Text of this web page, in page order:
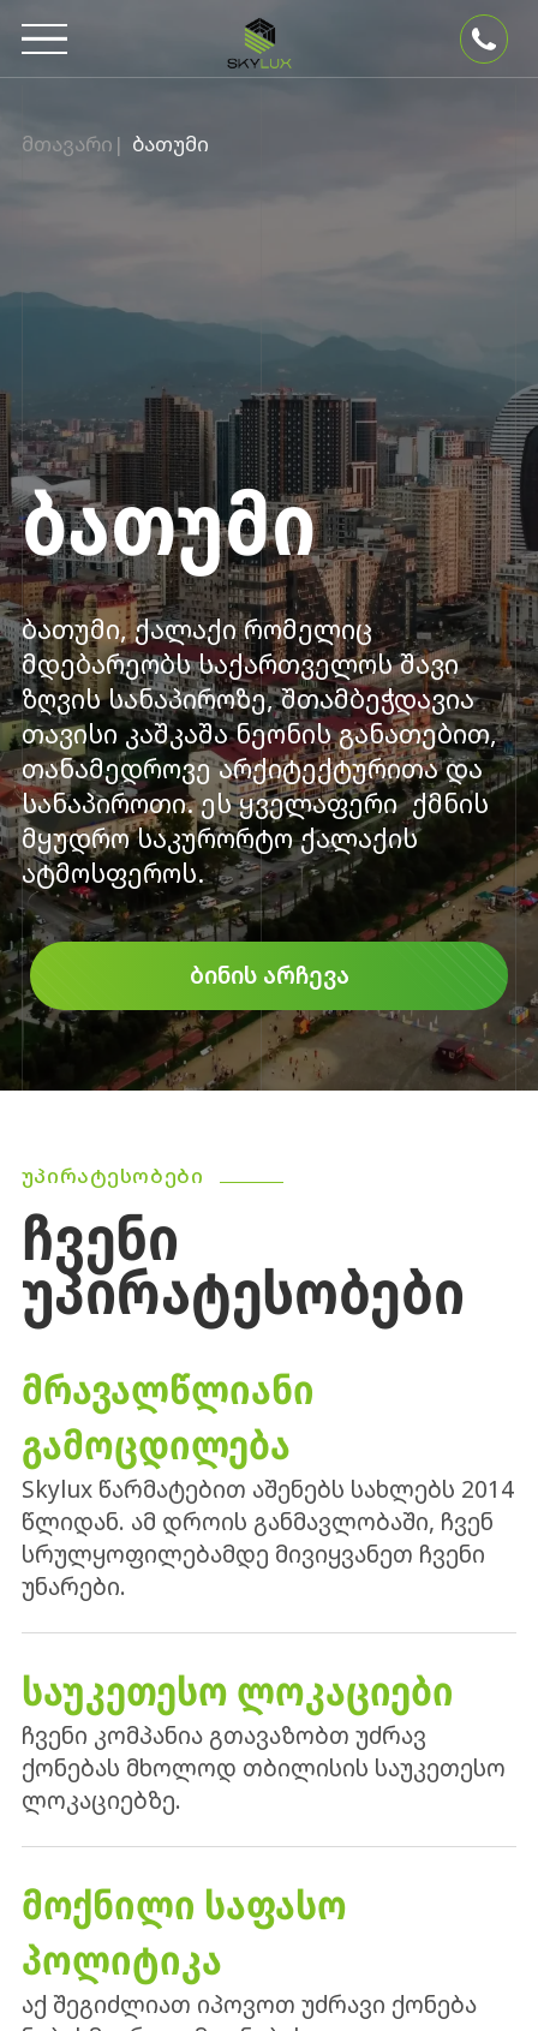
მთავარი | ბათუმი
ᲑᲐᲗᲣᲛᲘ
ბათუმი, ქალაქი რომელიც
მდებარეობს საქართველოს შავი
ზღვის სანაპიროზე, შთამბეჭდავია
თავისი კაშკაშა ნეონის განათებით,
თანამედროვე არქიტექტურითა და
სანაპიროთი. ეს ყველაფერი ქმნის
მყუდრო საკურორტო ქალაქის
ატმოსფეროს.
ᲑᲘᲜᲘᲡ ᲐᲠᲩᲔᲕᲐ
ᲣᲞᲘᲠᲐᲢᲔᲡᲝᲑᲔᲑᲘ
ᲩᲕᲔᲜᲘ
ᲣᲞᲘᲠᲐᲢᲔᲡᲝᲑᲔᲑᲘ
ᲛᲠᲐᲕᲐᲚᲬᲚᲘᲐᲜᲘ
ᲒᲐᲛᲝᲪᲓᲘᲚᲔᲑᲐ
Skylux წარმატებით აშენებს სახლებს 2014
წლიდან. ამ დროის განმავლობაში, ჩვენ
სრულყოფილებამდე მივიყვანეთ ჩვენი
უნარები.
ᲡᲐᲣᲙᲔᲗᲔᲡᲝ ᲚᲝᲙᲐᲪᲘᲔᲑᲘ
ჩვენი კომპანია გთავაზობთ უძრავ
ქონებას მხოლოდ თბილისის საუკეთესო
ლოკაციებზე.
ᲛᲝᲥᲜᲘᲚᲘ ᲡᲐᲤᲐᲡᲝ
ᲞᲝᲚᲘᲢᲘᲙᲐ
აქ შეგიძლიათ იპოვოთ უძრავი ქონება